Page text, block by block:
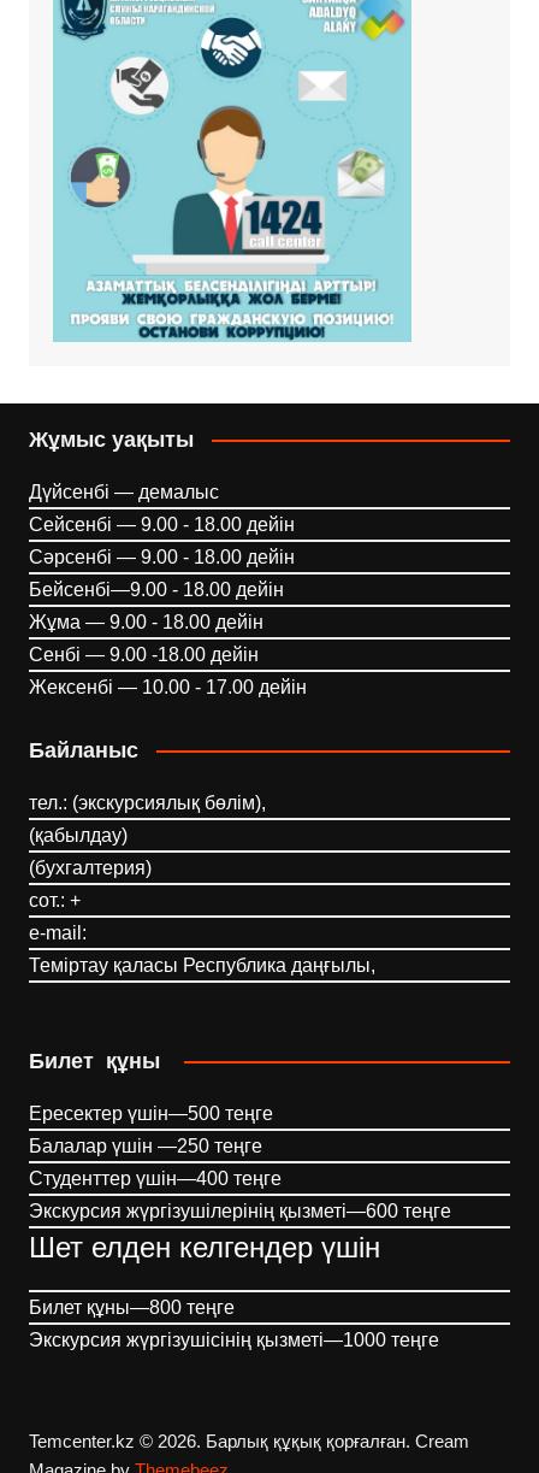
Жұмыс уақыты
Дүйсенбі — демалыс
Сейсенбі — 9.00 - 18.00 дейін
Сәрсенбі — 9.00 - 18.00 дейін
Бейсенбі—9.00 - 18.00 дейін
Жұма — 9.00 - 18.00 дейін
Сенбі — 9.00 -18.00 дейін
Жексенбі — 10.00 - 17.00 дейін
Байланыс
тел.: (экскурсиялық бөлім),
(қабылдау)
(бухгалтерия)
сот.: +
e-mail:
Теміртау қаласы Республика даңғылы,
Билет құны
Ересектер үшін—500 теңге
Балалар үшін —250 теңге
Студенттер үшін—400 теңге
Экскурсия жүргізушілерінің қызметі—600 теңге
Шет елден келгендер үшін
Билет құны—800 теңге
Экскурсия жүргізушісінің қызметі—1000 теңге
Temcenter.kz © 2026. Барлық құқық қорғалған. Cream